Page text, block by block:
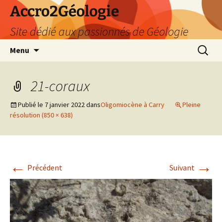
Accro2Géologie
Site dédié aux passionnés de Géologie
Menu
21-coraux
Publié le 7 janvier 2022dansOligomiocène à Carry
Pleine
résolution (850 × 638)
← Précédent Suivant →